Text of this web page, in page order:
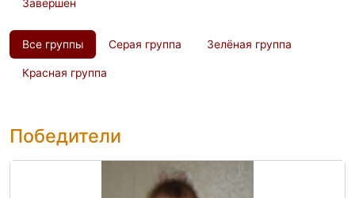
Завершен
Все группы Серая группа Зелёная группа
Красная группа
Победители